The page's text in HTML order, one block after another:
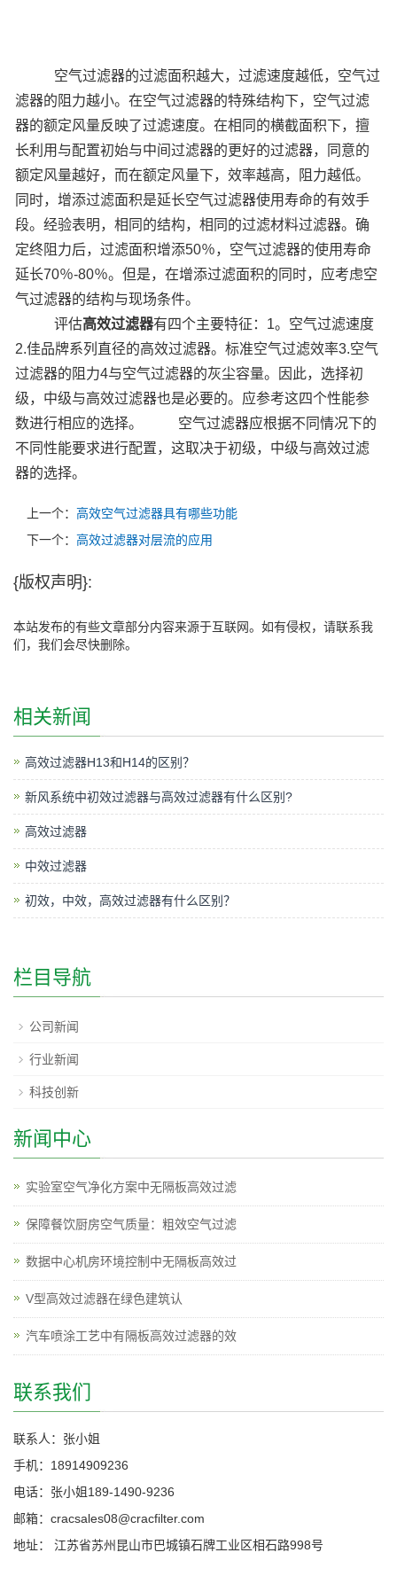
空气过滤器的过滤面积越大，过滤速度越低，空气过
滤器的阻力越小。在空气过滤器的特殊结构下，空气过滤
器的额定风量反映了过滤速度。在相同的横截面积下，擅
长利用与配置初始与中间过滤器的更好的过滤器，同意的
额定风量越好，而在额定风量下，效率越高，阻力越低。
同时，增添过滤面积是延长空气过滤器使用寿命的有效手
段。经验表明，相同的结构，相同的过滤材料过滤器。确
定终阻力后，过滤面积增添50％，空气过滤器的使用寿命
延长70％-80％。但是，在增添过滤面积的同时，应考虑空
气过滤器的结构与现场条件。
评估高效过滤器有四个主要特征：1。空气过滤速度
2.佳品牌系列直径的高效过滤器。标准空气过滤效率3.空气
过滤器的阻力4与空气过滤器的灰尘容量。因此，选择初
级，中级与高效过滤器也是必要的。应参考这四个性能参
数进行相应的选择。
空气过滤器应根据不同情况下的
不同性能要求进行配置，这取决于初级，中级与高效过滤
器的选择。
上一个： 高效空气过滤器具有哪些功能
下一个： 高效过滤器对层流的应用
{版权声明}:
本站发布的有些文章部分内容来源于互联网。如有侵权，请联系我
们，我们会尽快删除。
相关新闻
高效过滤器H13和H14的区别？
新风系统中初效过滤器与高效过滤器有什么区别?
高效过滤器
中效过滤器
初效，中效，高效过滤器有什么区别？
栏目导航
公司新闻
行业新闻
科技创新
新闻中心
实验室空气净化方案中无隔板高效过滤
保障餐饮厨房空气质量：粗效空气过滤
数据中心机房环境控制中无隔板高效过
V型高效过滤器在绿色建筑认
汽车喷涂工艺中有隔板高效过滤器的效
联系我们
联系人：张小姐
手机：18914909236
电话：张小姐189-1490-9236
邮箱：cracsales08@cracfilter.com
地址： 江苏省苏州昆山市巴城镇石牌工业区相石路998号